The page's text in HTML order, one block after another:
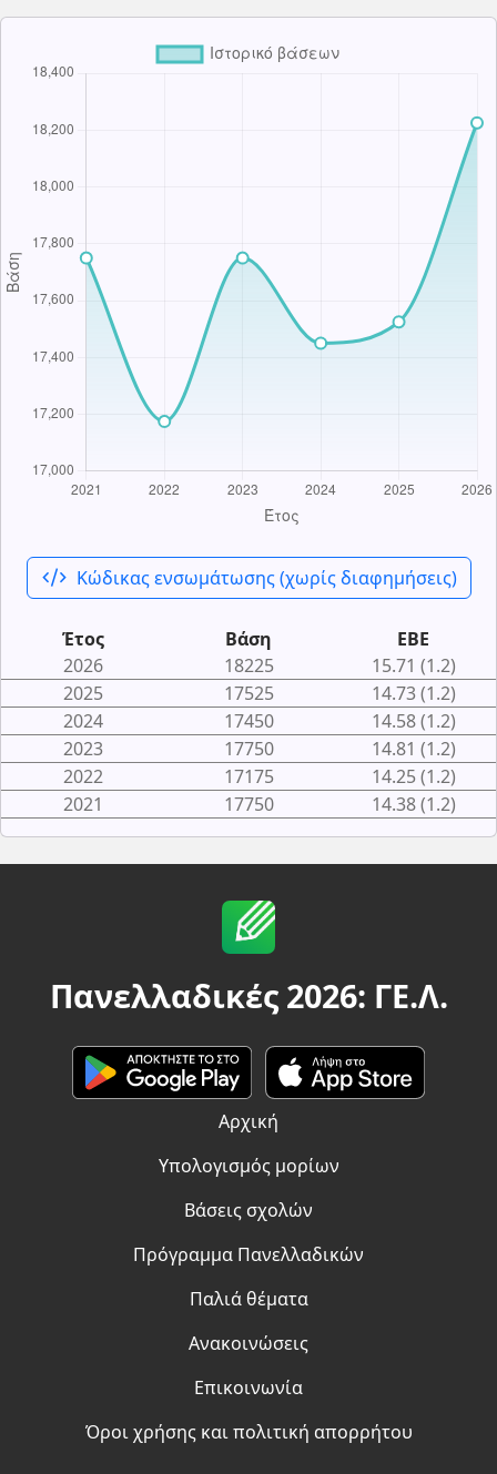
code_xml Κώδικας ενσωμάτωσης (χωρίς διαφημήσεις)
Έτος Βάση
ΕΒΕ
2026
18225
15.71 (1.2)
2025
17525
14.73 (1.2)
2024
17450
14.58 (1.2)
2023
17750
14.81 (1.2)
2022
17175
14.25 (1.2)
2021
17750 14.38 (1.2)
Πανελλαδικές 2026: ΓΕ.Λ.
Αρχική
Υπολογισμός μορίων
Βάσεις σχολών
Πρόγραμμα Πανελλαδικών
Παλιά θέματα
Ανακοινώσεις
Επικοινωνία
Όροι χρήσης και πολιτική απορρήτου